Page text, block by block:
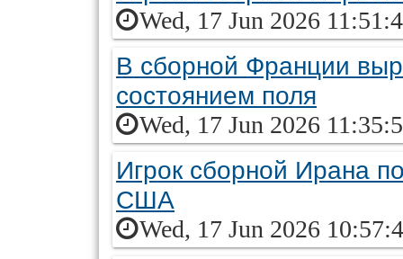
Wed, 17 Jun 2026
В сборной Франции
состоянием поля
Wed, 17 Jun 2026
Игрок сборной Ирана
США
Wed, 17 Jun 2026